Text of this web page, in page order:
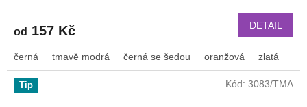
od 157 Kč DETAIL
černá tmavě modrá černá se šedou oranžová zlatá
Tip Kód: 3083/TMA